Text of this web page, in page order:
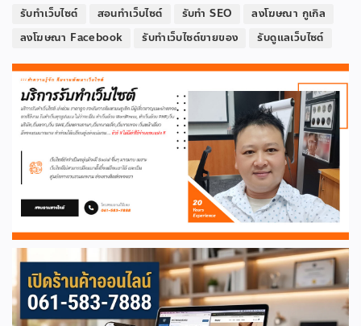
รับทำเว็บไซต์ สอนทำเว็บไซต์ รับทำ SEO
ลงโฆษณา กูเกิล
ลงโฆษณา Facebook
รับทำเว็บไซต์ขายของ รับดูแลเว็บไซต์